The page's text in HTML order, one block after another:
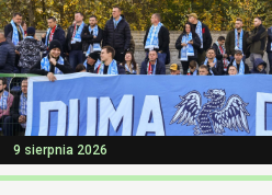
9 sierpnia 2026